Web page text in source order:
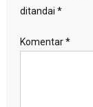
ditandai *
Komentar*